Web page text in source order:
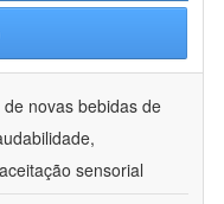
novas bebidas de
sensorial